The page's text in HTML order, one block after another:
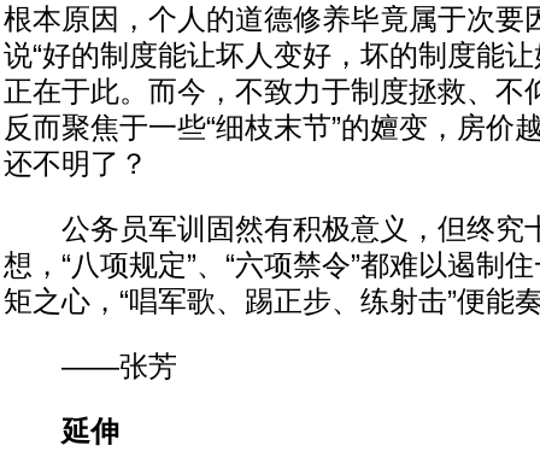
根本原因，个人的道德修养毕竟属于次要
说“好的制度能让坏人变好，坏的制度能
正在于此。而今，不致力于制度拯救、不
反而聚焦于一些“细枝末节”的嬗变，房价
还不明了？
公务员军训固然有积极意义，但终究
想，“八项规定”、“六项禁令”都难以遏制
矩之心，“唱军歌、踢正步、练射击”便能
——张芳
延伸